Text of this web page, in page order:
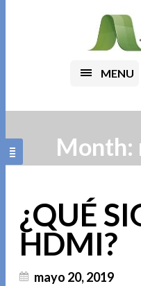
MENU
Month:
¿QUÉ
HDMI?
mayo 20, 2019